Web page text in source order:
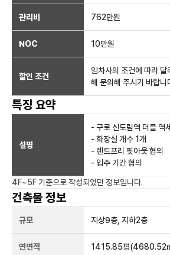
관리비 762만원
NOC 10만원
할인 조건
임차사의 조건에 따라
해 문의해 주시기 바랍니
특징 요약
설명
- 구로 신도림역 더블 역
- 화장실 개수 1개
- 렌트프리 핏아웃 협의
- 입주 기간 협의
4F~5F 기준으로 작성되었던 정보입니다.
건축물 정보
규모 지상9층, 지하2층
연면적 1415.85평(4680.52